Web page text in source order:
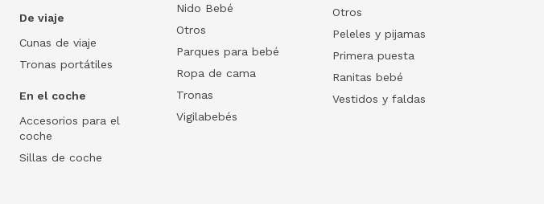
De viaje
Cunas de viaje
Tronas portátiles
En el coche
Accesorios para el
coche
Sillas de coche
Nido Bebé
Otros
Parques para bebé
Ropa de cama
Tronas
Vigilabebés
Otros
Peleles y pijamas
Primera puesta
Ranitas bebé
Vestidos y faldas